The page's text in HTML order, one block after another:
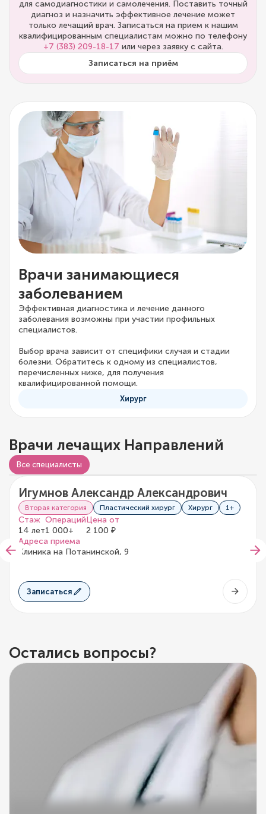
для самодиагностики и самолечения. Поставить точный
диагноз и назначить эффективное лечение может
только лечащий врач. Записаться на прием к нашим
квалифицированным специалистам можно по телефону
+7 (383) 209-18-17 или через заявку с сайта.
Записаться на приём
Врачи занимающиеся
заболеванием
Эффективная диагностика и лечение данного
заболевания возможны при участии профильных
специалистов.
Выбор врача зависит от специфики случая и стадии
болезни. Обратитесь к одному из специалистов,
перечисленных ниже, для получения
квалифицированной помощи.
Хирург
Врачи лечащих Направлений
Все специалисты
5/5
1 отзыв
Видео о враче
Игумнов Александр Александрович
Вторая категория Пластический хирург Хирург 1+
Стаж
14 лет
Операций
1 000+
Цена от
2 100 ₽
Адреса приема
Клиника на Потанинской, 9
Записаться
Остались вопросы?